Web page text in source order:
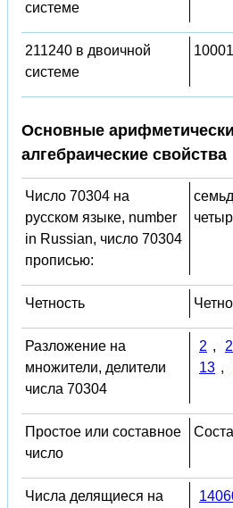
системе
211240 в двоичной
системе
Основные
алгебраические свойства
Число 70304 на
русском языке, number
in Russian, число 70304
прописью:
Четность
Разложение на
множители, делители
числа 70304
2 , 2
13 ,
Простое или составное
число
Числа делящиеся на